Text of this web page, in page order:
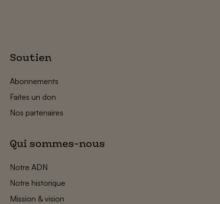
Soutien
Abonnements
Faites un don
Nos partenaires
Qui sommes-nous
Notre ADN
Notre historique
Mission & vision